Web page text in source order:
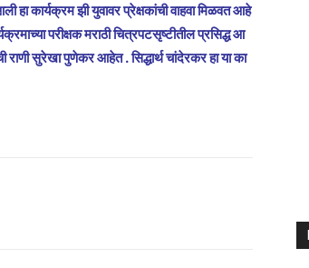
कार्यक्रम झी युवावर प्रेक्षकांची वाहवा मिळवत आहे
परीक्षक मराठी चित्रपटसृष्टीतील प्रसिद्ध आ
राणी सुरेखा पुणेकर आहेत . सिद्धार्थ चांदेरकर हा या का